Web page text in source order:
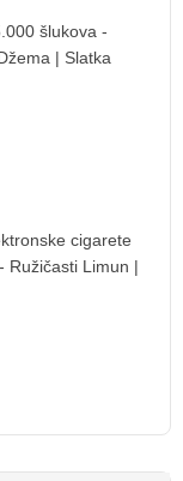
šlukova -
| Slatka
cigarete
Ružičasti Limun |
Aroma